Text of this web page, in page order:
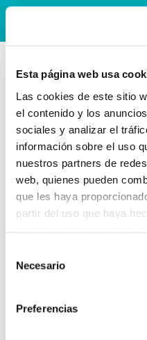
Esta página web usa
Las cookies de este sitio
el contenido y los
sociales y analizar el
información sobre el uso
nuestros partners de
web, quienes pueden
que les haya
partir del uso que haya
Necesario
Preferencias